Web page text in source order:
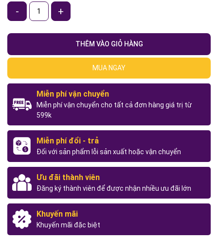
- +
THÊM VÀO GIỎ HÀNG
MUA NGAY
Miễn phí vận chuyển
Miễn phí vận chuyển cho tất cả đơn hàng giá trị từ
599k
Miễn phí đổi - trả
Đối với sản phẩm lỗi sản xuất hoặc vận chuyển
Ưu đãi thành viên
Đăng ký thành viên để được nhận nhiều ưu đãi lớn
Khuyến mãi
Khuyến mãi đặc biệt